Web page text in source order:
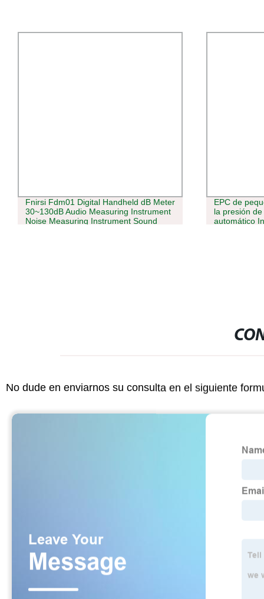
Fnirsi Fdm01 Digital Handheld dB Meter
30~130dB Audio Measuring Instrument
Noise Measuring Instrument Sound
EPC de
la presión
automático
No dude en enviarnos su consulta en el siguiente